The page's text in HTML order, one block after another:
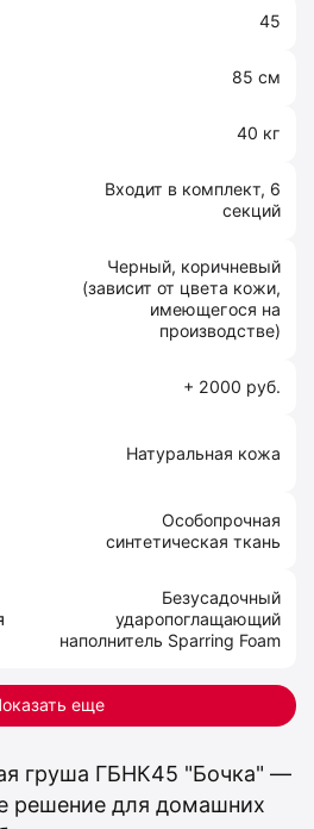
груша ГБНК45 "Бочка" —
решение для домашних
45
85 см
40 кг
Входит в комплект, 6
секций
Черный, коричневый
(зависит от цвета кожи,
имеющегося на
производстве)
+ 2000 руб.
Натуральная кожа
Особопрочная
синтетическая ткань
Безусадочный
ударопоглащающий
наполнитель Sparring Foam
еще